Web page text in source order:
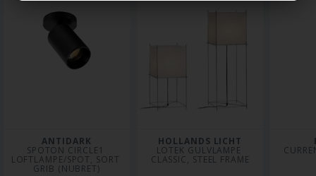
ANTIDARK
SPOTON CIRCLE1
LOFTLAMPE/SPOT, SORT
GRIB (NUBRET)
HOLLANDS LICHT
LOTEK GULVLAMPE
CLASSIC, STEEL FRAME